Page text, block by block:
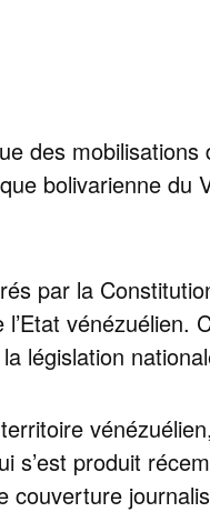
des mobilisations
bolivarienne du
par la
vénézuélien.
législation
produit
couverture